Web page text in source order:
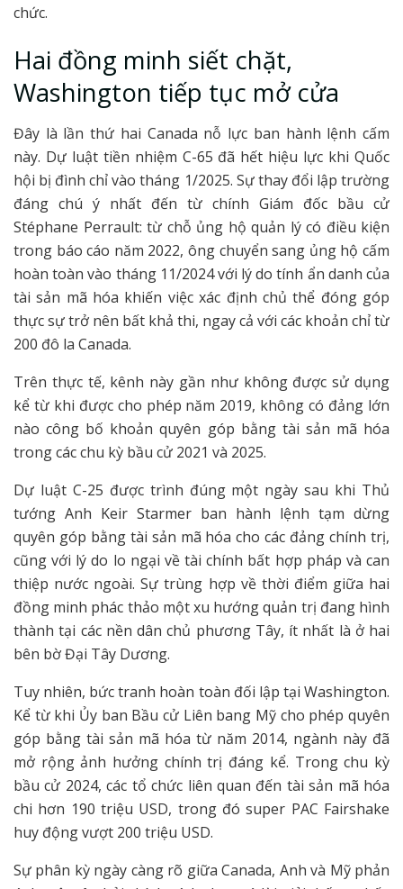
chức.
Hai đồng minh siết chặt,
Washington tiếp tục mở cửa
Đây là lần thứ hai Canada nỗ lực ban hành lệnh cấm
này. Dự luật tiền nhiệm C-65 đã hết hiệu lực khi Quốc
hội bị đình chỉ vào tháng 1/2025. Sự thay đổi lập trường
đáng chú ý nhất đến từ chính Giám đốc bầu cử
Stéphane Perrault: từ chỗ ủng hộ quản lý có điều kiện
trong báo cáo năm 2022, ông chuyển sang ủng hộ cấm
hoàn toàn vào tháng 11/2024 với lý do tính ẩn danh của
tài sản mã hóa khiến việc xác định chủ thể đóng góp
thực sự trở nên bất khả thi, ngay cả với các khoản chỉ từ
200 đô la Canada.
Trên thực tế, kênh này gần như không được sử dụng
kể từ khi được cho phép năm 2019, không có đảng lớn
nào công bố khoản quyên góp bằng tài sản mã hóa
trong các chu kỳ bầu cử 2021 và 2025.
Dự luật C-25 được trình đúng một ngày sau khi Thủ
tướng Anh Keir Starmer ban hành lệnh tạm dừng
quyên góp bằng tài sản mã hóa cho các đảng chính trị,
cũng với lý do lo ngại về tài chính bất hợp pháp và can
thiệp nước ngoài. Sự trùng hợp về thời điểm giữa hai
đồng minh phác thảo một xu hướng quản trị đang hình
thành tại các nền dân chủ phương Tây, ít nhất là ở hai
bên bờ Đại Tây Dương.
Tuy nhiên, bức tranh hoàn toàn đối lập tại Washington.
Kể từ khi Ủy ban Bầu cử Liên bang Mỹ cho phép quyên
góp bằng tài sản mã hóa từ năm 2014, ngành này đã
mở rộng ảnh hưởng chính trị đáng kể. Trong chu kỳ
bầu cử 2024, các tổ chức liên quan đến tài sản mã hóa
chi hơn 190 triệu USD, trong đó super PAC Fairshake
huy động vượt 200 triệu USD.
Sự phân kỳ ngày càng rõ giữa Canada, Anh và Mỹ phản